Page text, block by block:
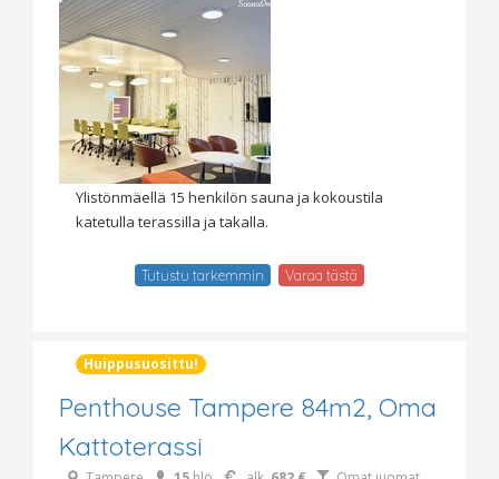
Ylistönmäellä 15 henkilön sauna ja kokoustila
katetulla terassilla ja takalla.
Tutustu tarkemmin Varaa tästä
Huippusuosittu!
Penthouse Tampere 84m2, Oma
Kattoterassi